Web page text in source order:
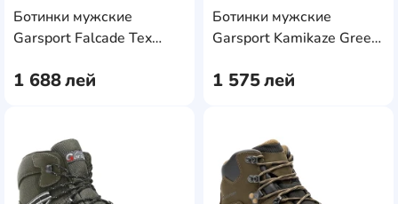
Ботинки мужские
Garsport Falcade Tex
1 688лей
AddCardToCart
Ботинки мужские
Garsport Kamikaze Green,
1 575лей
AddCardToFavourite